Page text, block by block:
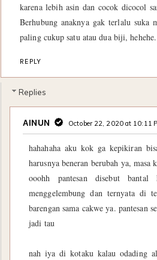
karena lebih asin dan cocok dicocol
Berhubung anaknya gak terlalu suka
paling cukup satu atau dua biji, hehehe.
REPLY
Replies
AINUN October 22, 2020 at 10:11
hahahaha aku kok ga kepikiran
harusnya beneran berubah ya, masa
ooohh pantesan disebut bantal
menggelembung dan ternyata di
barengan sama cakwe ya. pantesan
jadi tau
nah iya di kotaku kalau odading